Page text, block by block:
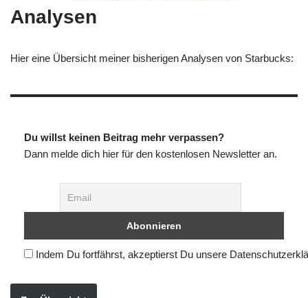
Analysen
Hier eine Übersicht meiner bisherigen Analysen von Starbucks:
Du willst keinen Beitrag mehr verpassen?
Dann melde dich hier für den kostenlosen Newsletter an.
Indem Du fortfährst, akzeptierst Du unsere